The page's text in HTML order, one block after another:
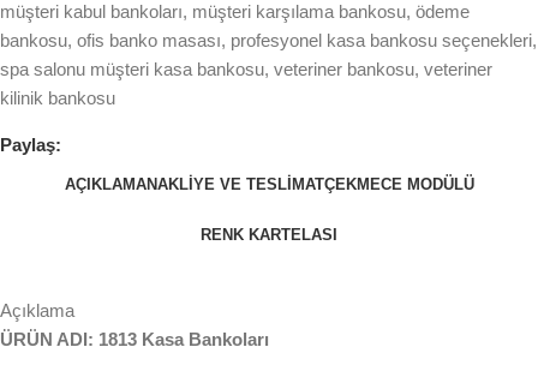
müşteri kabul bankoları, müşteri karşılama bankosu, ödeme
bankosu, ofis banko masası, profesyonel kasa bankosu seçenekleri,
spa salonu müşteri kasa bankosu, veteriner bankosu, veteriner
kilinik bankosu
Paylaş:
AÇIKLAMANAKLIYE VE TESLIMATÇEKMECE MODÜLÜ
RENK KARTELASI
Açıklama
ÜRÜN ADI: 1813 Kasa Bankoları